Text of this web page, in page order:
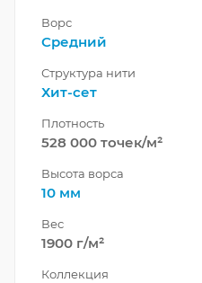
Ворс
Средний
Структура нити
Хит-сет
Плотность
528 000 точек/м²
Высота ворса
10 мм
Вес
1900 г/м²
Коллекция